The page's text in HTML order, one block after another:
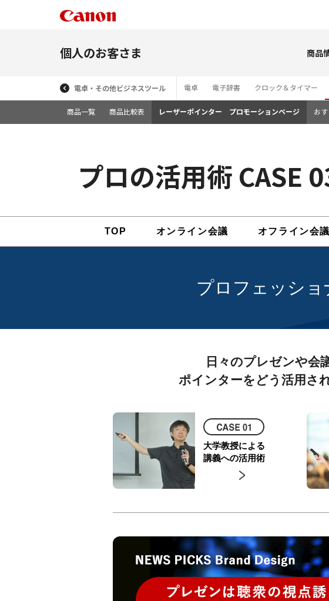
個人のお客さま 商品
電卓・その他ビジネスツール 電卓 電子辞書 クロック＆タイマー
商品一覧 商品比較表 レーザーポインター プロモーションページ お
プロの活用術 CASE
TOP オンライン会議 オフライン会議
プロフェッシ
日々のプレゼンや会
ポインターをどう活用さ
大学教授による
講義への活用術